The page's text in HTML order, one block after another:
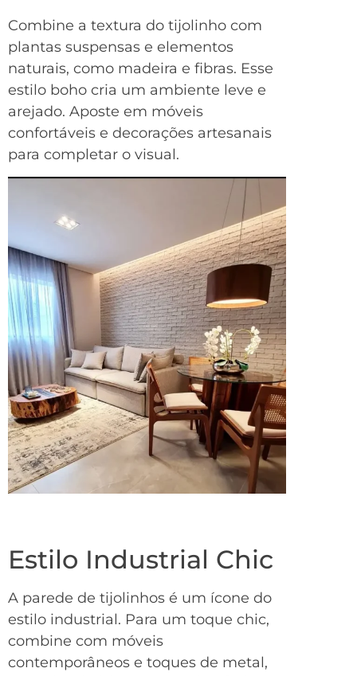
Combine a textura do tijolinho com
plantas suspensas e elementos
naturais, como madeira e fibras. Esse
estilo boho cria um ambiente leve e
arejado. Aposte em móveis
confortáveis e decorações artesanais
para completar o visual.
Estilo Industrial Chic
A parede de tijolinhos é um ícone do
estilo industrial. Para um toque chic,
combine com móveis
contemporâneos e toques de metal,